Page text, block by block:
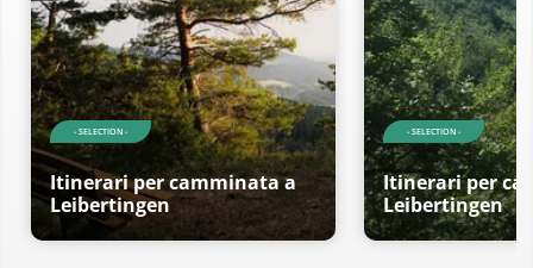
- SELECTION -
Itinerari per camminata a
Leibertingen
- SELECTION -
Itinerari per
Leibertingen